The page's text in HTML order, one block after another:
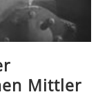
Mittler